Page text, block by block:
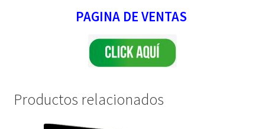
PAGINA DE VENTAS
Productos relacionados